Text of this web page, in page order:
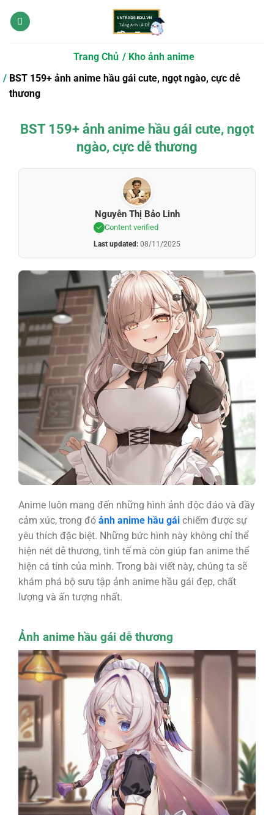
qua
Trang Chủ
Kho ảnh anime
BST 159+ ảnh anime hầu gái cute, ngọt ngào, cực dễ
thương
BST 159+ ảnh anime hầu gái cute, ngọt
ngào, cực dễ thương
Nguyễn Thị Bảo Linh
Content verified
Last updated: 08/11/2025
Anime luôn mang đến những hình ảnh độc đáo và đầy
cảm xúc, trong đó ảnh anime hầu gáichiếm được sự
yêu thích đặc biệt. Những bức hình này không chỉ thể
hiện nét dễ thương, tinh tế mà còn giúp fan anime thể
hiện cá tính của mình. Trong bài viết này, chúng ta sẽ
khám phá bộ sưu tập ảnh anime hầu gái đẹp, chất
lượng và ấn tượng nhất.
Ảnh anime hầu gái dễ thương